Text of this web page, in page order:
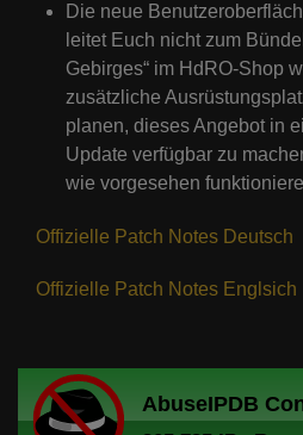
Die neue
leitet Euch nicht zum
Gebirges“ im HdRO-Shop
zusätzliche
planen, dieses Angebot in
Update verfügbar zu
wie vorgesehen
Offizielle Patch Notes Deutsch
Offizielle Patch Notes Englsich